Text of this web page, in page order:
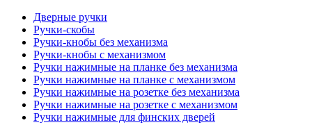
Дверные ручки
Ручки-скобы
Ручки-кнобы без механизма
Ручки-кнобы с механизмом
Ручки нажимные на планке без механизма
Ручки нажимные на планке с механизмом
Ручки нажимные на розетке без механизма
Ручки нажимные на розетке с механизмом
Ручки нажимные для финских дверей